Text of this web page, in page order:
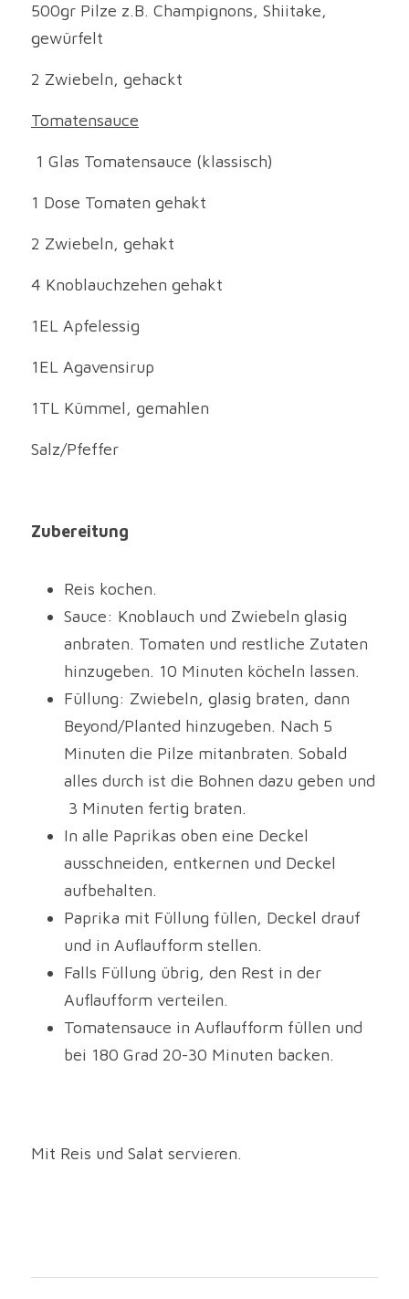
500gr Pilze z.B. Champignons, Shiitake,
gewürfelt
2 Zwiebeln, gehackt
Tomatensauce
1 Glas Tomatensauce (klassisch)
1 Dose Tomaten gehakt
2 Zwiebeln, gehakt
4 Knoblauchzehen gehakt
1EL Apfelessig
1EL Agavensirup
1TL Kümmel, gemahlen
Salz/Pfeffer
Zubereitung
Reis kochen.
Sauce: Knoblauch und Zwiebeln glasig
anbraten. Tomaten und restliche Zutaten
hinzugeben. 10 Minuten köcheln lassen.
Füllung: Zwiebeln, glasig braten, dann
Beyond/Planted hinzugeben. Nach 5
Minuten die Pilze mitanbraten. Sobald
alles durch ist die Bohnen dazu geben und
3 Minuten fertig braten.
In alle Paprikas oben eine Deckel
ausschneiden, entkernen und Deckel
aufbehalten.
Paprika mit Füllung füllen, Deckel drauf
und in Auflaufform stellen.
Falls Füllung übrig, den Rest in der
Auflaufform verteilen.
Tomatensauce in Auflaufform füllen und
bei 180 Grad 20-30 Minuten backen.
Mit Reis und Salat servieren.